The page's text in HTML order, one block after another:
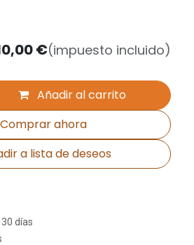
Añadir al carrito
Comprar ahora
a lista de deseos
€(impuesto incluido)
días